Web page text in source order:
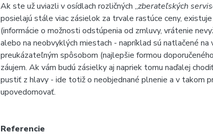
Ak ste už uviazli v osídlach rozličných „zberateľských
posielajú stále viac zásielok za trvale rastúce ceny,
(informácie o možnosti odstúpenia od zmluvy, vrátenie
alebo na neobvyklých miestach - napríklad sú natlačené
preukázateľným spôsobom (najlepšie formou
záujem. Ak vám budú zásielky aj napriek tomu naďalej
pustiť z hlavy - ide totiž o neobjednané plnenie a v takom
upovedomovať.
Referencie